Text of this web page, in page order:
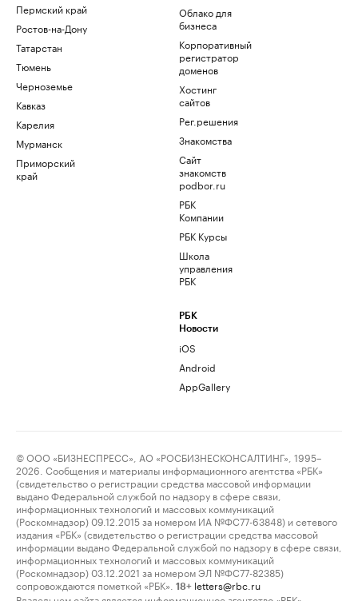
Пермский край
Ростов-на-Дону
Татарстан
Тюмень
Черноземье
Кавказ
Карелия
Мурманск
Приморский
край
Облако для
бизнеса
Корпоративный
регистратор
доменов
Хостинг
сайтов
Рег.решения
Знакомства
Сайт
знакомств
podbor.ru
РБК
Компании
РБК Курсы
Школа
управления
РБК
РБК
Новости
iOS
Android
AppGallery
© ООО «БИЗНЕСПРЕСС», АО «РОСБИЗНЕСКОНСАЛТИНГ», 1995–
2026. Сообщения и материалы информационного агентства «РБК»
(свидетельство о регистрации средства массовой информации
выдано Федеральной службой по надзору в сфере связи,
информационных технологий и массовых коммуникаций
(Роскомнадзор) 09.12.2015 за номером ИА №ФС77-63848) и сетевого
издания «РБК» (свидетельство о регистрации средства массовой
информации выдано Федеральной службой по надзору в сфере связи,
информационных технологий и массовых коммуникаций
(Роскомнадзор) 03.12.2021 за номером ЭЛ №ФС77-82385)
сопровождаются пометкой «РБК».
18+ letters@rbc.ru